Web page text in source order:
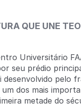
QUE UNE
Universitário
seu prédio
pelo
dos mais
metade do